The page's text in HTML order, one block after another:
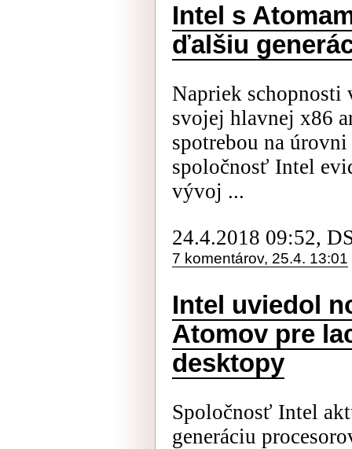
Intel s
ďalšiu
Napriek schopnosti
svojej hlavnej x86
spotrebou na
spoločnosť Intel
vývoj ...
24.4.2018 09:52,
7 komentárov, 25.4. 13:01
Intel uviedol
Atomov pre
desktopy
Spoločnosť Intel
generáciu